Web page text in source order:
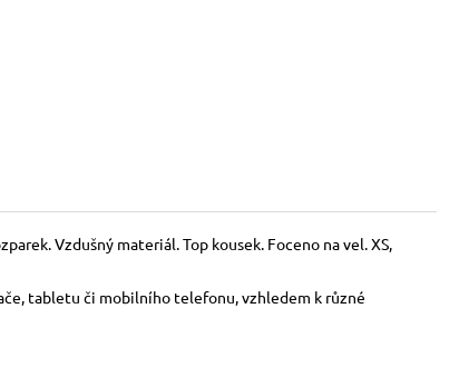
Vzdušný materiál. Top kousek. Foceno na vel. XS,
tabletu či mobilního telefonu, vzhledem k různé